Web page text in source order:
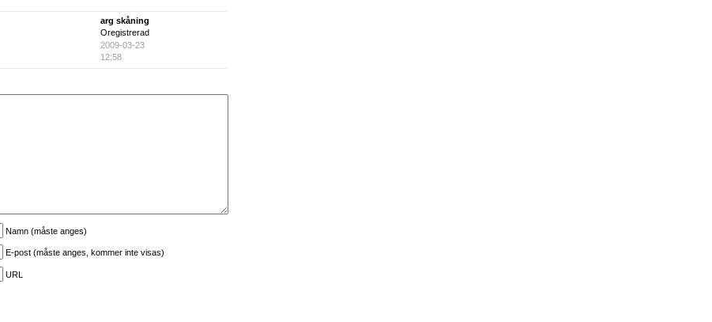
arg skåning
Oregistrerad
2009-03-23
12:58
Namn (måste anges)
E-post (måste anges, kommer inte visas)
URL